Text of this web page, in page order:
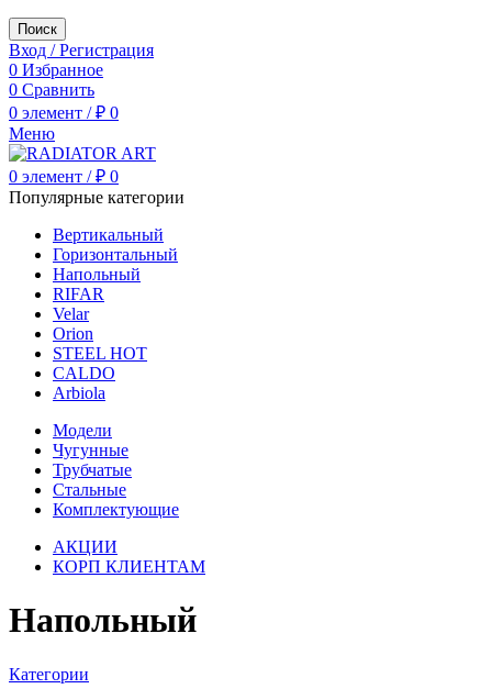
Поиск
Вход / Регистрация
0 Избранное
0 Сравнить
0 элемент / ₽ 0
Меню
0 элемент / ₽ 0
Популярные категории
Вертикальный
Горизонтальный
Напольный
RIFAR
Velar
Orion
STEEL HOT
CALDO
Arbiola
Модели
Чугунные
Трубчатые
Стальные
Комплектующие
АКЦИИ
КОРП КЛИЕНТАМ
Напольный
Категории